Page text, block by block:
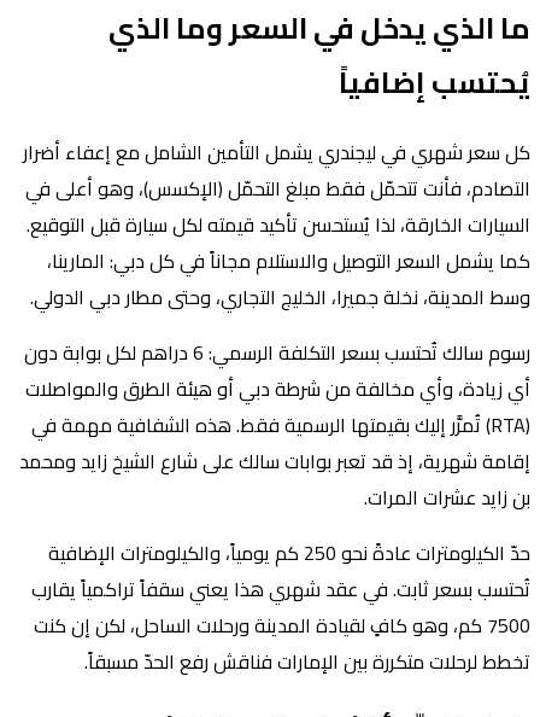
ما الذي يدخل في السعر وما الذي
يُحتسب إضافياً
كل سعر شهري في ليجندري يشمل التأمين الشامل مع إعفاء أضرار
التصادم، فأنت تتحمّل فقط مبلغ التحمّل (الإكسس)، وهو أعلى في
السيارات الخارقة، لذا يُستحسن تأكيد قيمته لكل سيارة قبل التوقيع.
كما يشمل السعر التوصيل والاستلام مجاناً في كل دبي: المارينا،
وسط المدينة، نخلة جميرا، الخليج التجاري، وحتى مطار دبي الدولي.
رسوم سالك تُحتسب بسعر التكلفة الرسمي: 6 دراهم لكل بوابة دون
أي زيادة، وأي مخالفة من شرطة دبي أو هيئة الطرق والمواصلات
(RTA) تُمرَّر إليك بقيمتها الرسمية فقط. هذه الشفافية مهمة في
إقامة شهرية، إذ قد تعبر بوابات سالك على شارع الشيخ زايد ومحمد
بن زايد عشرات المرات.
حدّ الكيلومترات عادةً نحو 250 كم يومياً، والكيلومترات الإضافية
تُحتسب بسعر ثابت. في عقد شهري هذا يعني سقفاً تراكمياً يقارب
7500 كم، وهو كافٍ لقيادة المدينة ورحلات الساحل، لكن إن كنت
تخطط لرحلات متكررة بين الإمارات فناقش رفع الحدّ مسبقاً.